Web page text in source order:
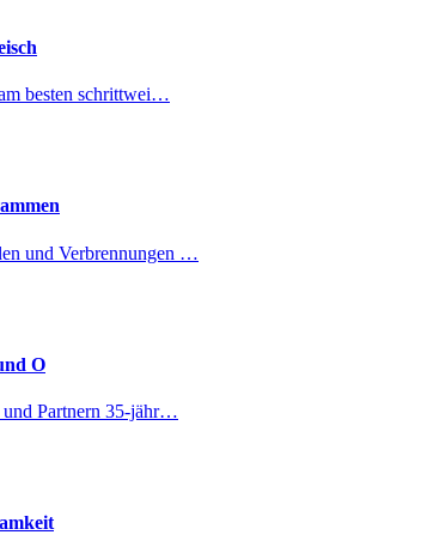
besten schrittwei…
und Verbrennungen …
O
Partnern 35-jähr…